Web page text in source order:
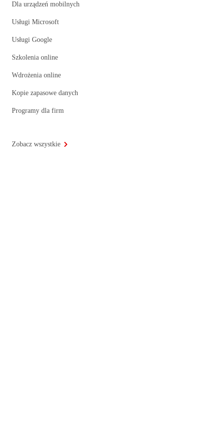
Dla urządzeń mobilnych
Usługi Microsoft
Usługi Google
Szkolenia online
Wdrożenia online
Kopie zapasowe danych
Programy dla firm
Zobacz wszystkie